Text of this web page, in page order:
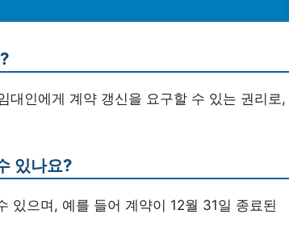
대인에게 계약 갱신을 요구할 수 있는 권리로,
있나요?
있으며, 예를 들어 계약이 12월 31일 종료된